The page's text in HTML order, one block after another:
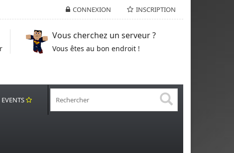
CONNEXION INSCRIPTION
Vous cherchez un serveur ?
Vous êtes au bon endroit !
EVENTS